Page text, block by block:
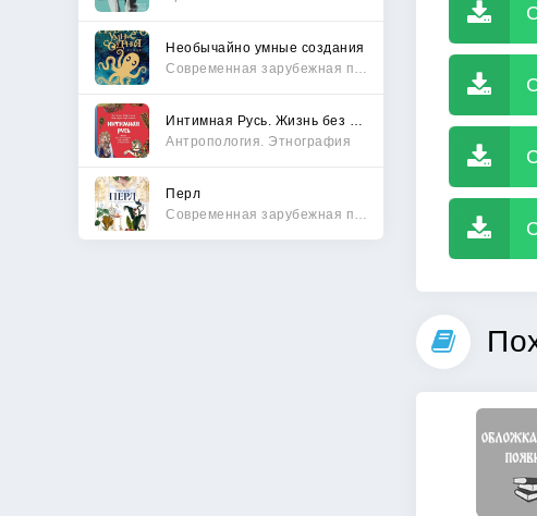
Необычайно умные создания
Антропология. Этнография
Перл